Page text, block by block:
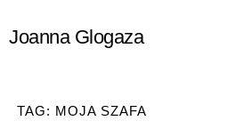
doJoanna Glogaza
TAG: MOJA SZAFA